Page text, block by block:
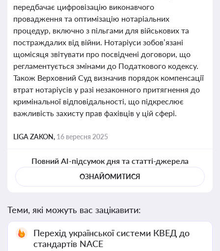
передбачає цифровізацію виконавчого
провадження та оптимізацію нотаріальних
процедур, включно з пільгами для військових та
постраждалих від війни. Нотаріуси зобов’язані
щомісяця звітувати про посвідчені договори, що
регламентується змінами до Податкового кодексу.
Також Верховний Суд визначив порядок компенсації
втрат нотаріусів у разі незаконного притягнення до
кримінальної відповідальності, що підкреслює
важливість захисту прав фахівців у цій сфері.
LIGA ZAKON, 16 вересня 2025
Повний AI-підсумок дня та статті-джерела
ОЗНАЙОМИТИСЯ
Теми, які можуть вас зацікавити:
Перехід української системи КВЕД до
стандартів NACE